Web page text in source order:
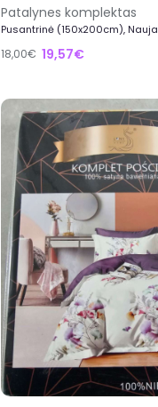
Patalynes komplektas
Pusantrinė (150x200cm), Nauja
18,00€ 19,57€